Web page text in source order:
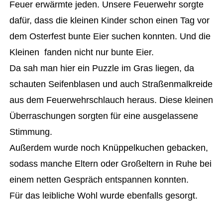
Feuer erwärmte jeden. Unsere Feuerwehr sorgte
dafür, dass die kleinen Kinder schon einen Tag vor
dem Osterfest bunte Eier suchen konnten. Und die
Kleinen fanden nicht nur bunte Eier.
Da sah man hier ein Puzzle im Gras liegen, da
schauten Seifenblasen und auch Straßenmalkreide
aus dem Feuerwehrschlauch heraus. Diese kleinen
Überraschungen sorgten für eine ausgelassene
Stimmung.
Außerdem wurde noch Knüppelkuchen gebacken,
sodass manche Eltern oder Großeltern in Ruhe bei
einem netten Gespräch entspannen konnten.
Für das leibliche Wohl wurde ebenfalls gesorgt.